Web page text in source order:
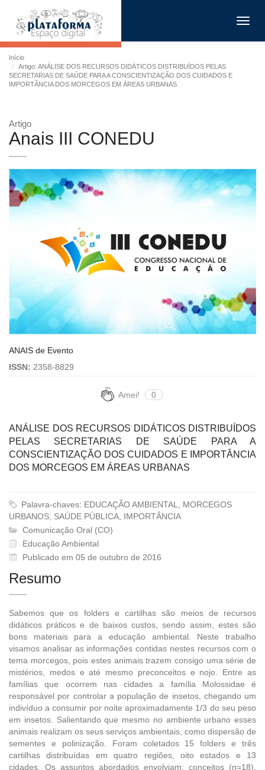
Início
Artigo: ANÁLISE DOS RECURSOS DIDÁTICOS DISTRIBUÍDOS PELAS
SECRETARIAS DE SAÚDE PARA A CONSCIENTIZAÇÃO DOS CUIDADOS E
IMPORTÂNCIA DOS MORCEGOS EM ÁREAS URBANAS
Artigo
Anais III CONEDU
ANAIS de Evento
ISSN: 2358-8829
Amei! 0
ANÁLISE DOS RECURSOS DIDÁTICOS DISTRIBUÍDOS
PELAS SECRETARIAS DE SAÚDE PARA A
CONSCIENTIZAÇÃO DOS CUIDADOS E IMPORTÂNCIA
DOS MORCEGOS EM ÁREAS URBANAS
Palavra-chaves: EDUCAÇÃO AMBIENTAL, MORCEGOS
URBANOS, SAÚDE PÚBLICA, IMPORTÂNCIA
Comunicação Oral (CO)
Educação Ambiental
Publicado em 05 de outubro de 2016
Resumo
Sabemos que os folders e cartilhas são meios de recursos
didáticos práticos e de baixos custos, sendo assim, estes são
bons materiais para a educação ambiental. Neste trabalho
visamos analisar as informações contidas nestes recursos com o
tema morcegos, pois estes animais trazem consigo uma série de
mistérios, medos e até mesmo preconceitos e nojo. Entre as
famílias que ocorrem nas cidades a família Molossidae é
responsável por controlar a população de insetos, chegando um
indivíduo a consumir por noite aproximadamente 1/3 do seu peso
em insetos. Salientando que mesmo no ambiente urbano esses
animais realizam os seus serviços ambientais, como dispersão de
sementes e polinização. Foram coletados 15 folders e três
cartilhas distribuídas em quatro regiões, oito estados e 13
cidades. Os assuntos abordados envolviam: conceitos (n=18),